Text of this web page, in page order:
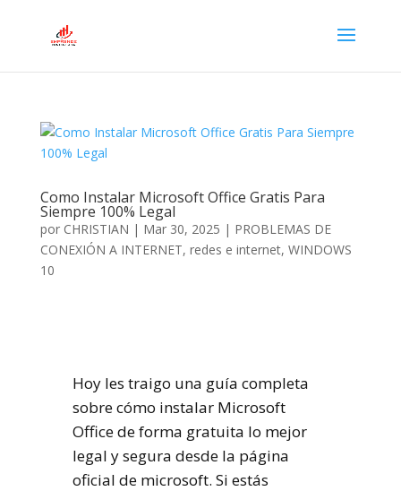
Como Instalar Microsoft Office Gratis Para
Siempre 100% Legal
por CHRISTIAN | Mar 30, 2025 | PROBLEMAS DE
CONEXIÓN A INTERNET, redes e internet, WINDOWS
10
Hoy les traigo una guía completa
sobre cómo instalar Microsoft
Office de forma gratuita lo mejor
legal y segura desde la página
oficial de microsoft. Si estás